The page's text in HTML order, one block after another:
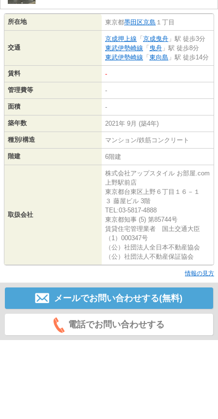
所在地 東京都墨田区京島 １丁目
交通
京成押上線 「 京成曳舟 」駅 徒歩3分
東武伊勢崎線 「 曳舟 」駅 徒歩8分
東武伊勢崎線 「 東向島 」駅 徒歩14分
賃料 -
管理費等 -
面積 -
築年数 2021年 9月 (築4年)
種別/構造 マンション/鉄筋コンクリート
階建 6階建
取扱会社
株式会社アップスタイル お部屋.com
上野駅前店
東京都台東区上野６丁目１６－１
３ 藤屋ビル 3階
TEL:03-5817-4888
東京都知事 (5) 第85744号
賃貸住宅管理業者 国土交通大臣
（1）000347号
（公）社団法人全日本不動産協会
（公）社団法人不動産保証協会
情報の見方
メールでお問い合わせする(無料)
電話でお問い合わせする